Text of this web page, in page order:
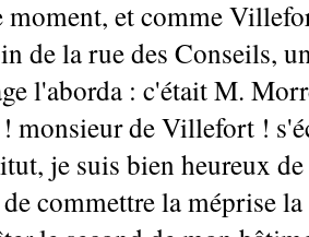
moment, et comme
de la rue des Conseils,
l'aborda : c'était M.
monsieur de Villefort !
je suis bien heureux
commettre la méprise